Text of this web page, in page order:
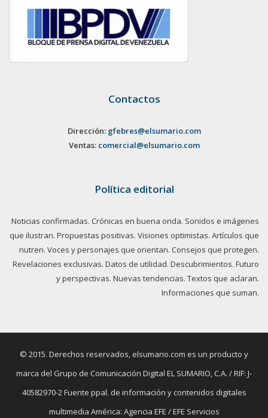
Contactos
Dirección: gfebres@elsumario.com
Ventas: comercial@elsumario.com
Política editorial
Noticias confirmadas. Crónicas en buena onda. Sonidos e imágenes
que ilustran. Propuestas positivas. Visiones optimistas. Artículos que
nutren. Voces y personajes que orientan. Consejos que protegen.
Revelaciones exclusivas. Datos de utilidad. Descubrimientos. Futuro
y perspectivas. Nuevas tendencias. Textos que aclaran.
Informaciones que suman.
© 2015. Derechos reservados, elsumario.com es un producto y
marca del Grupo de Comunicación Digital EL SUMARIO, C.A. / RIF: J-
40582970-2 Fuente ppal. de información y contenidos digitales
multimedia América: Agencia EFE / EFE Servicios